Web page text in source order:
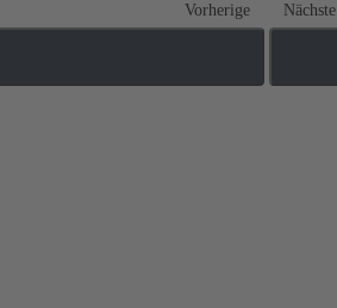
Vorherige Nächste